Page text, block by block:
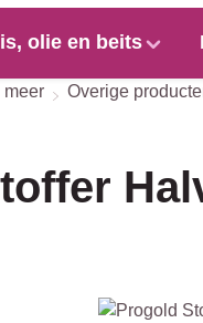
olie en beits
meer Overige